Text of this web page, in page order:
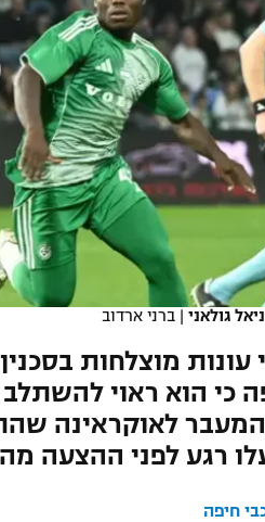
לבית עסק
גולאני | ברני ארדוב
כי הוא ראוי
לאוקראינה
רגע לפני ההצעה
חיפה